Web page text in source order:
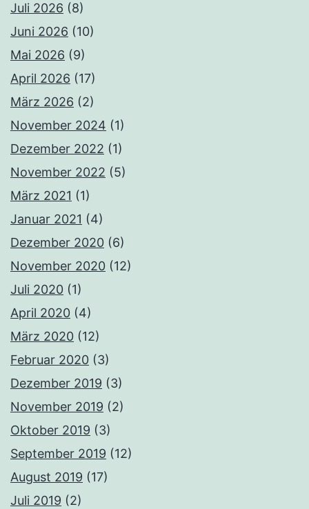
Juli 2026 (8)
Juni 2026 (10)
Mai 2026 (9)
April 2026 (17)
März 2026 (2)
November 2024 (1)
Dezember 2022 (1)
November 2022 (5)
März 2021 (1)
Januar 2021 (4)
Dezember 2020 (6)
November 2020 (12)
Juli 2020 (1)
April 2020 (4)
März 2020 (12)
Februar 2020 (3)
Dezember 2019 (3)
November 2019 (2)
Oktober 2019 (3)
September 2019 (12)
August 2019 (17)
Juli 2019 (2)